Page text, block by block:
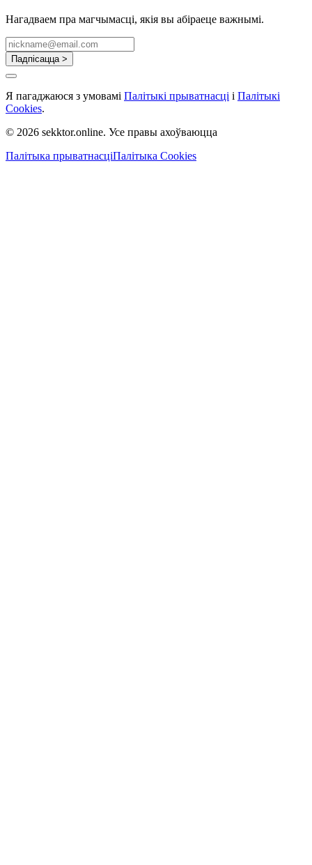
Нагадваем пра магчымасці, якія вы абіраеце важнымі.
Падпісацца >
Я пагаджаюся з умовамі Палітыкі прыватнасці і Палітыкі
Cookies.
© 2026 sekktor.online. Усе правы ахоўваюцца
Палітыка прыватнасціПалітыка Cookies